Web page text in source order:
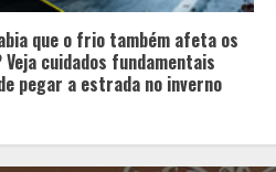
que o frio também afeta os
Veja cuidados fundamentais
pegar a estrada no inverno